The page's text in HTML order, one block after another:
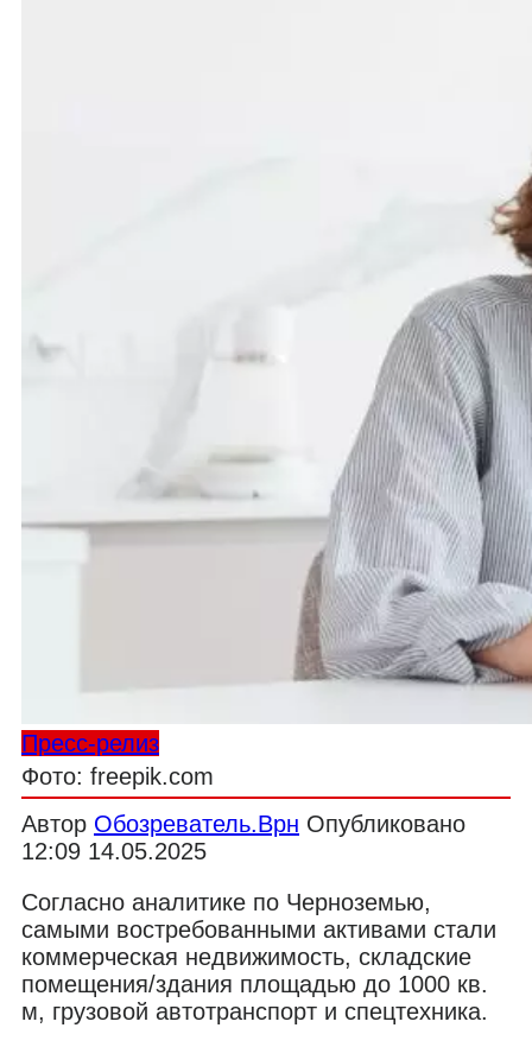
Пресс-релиз
Фото: freepik.com
Автор Обозреватель.Врн Опубликовано
12:09 14.05.2025
Согласно аналитике по Черноземью,
самыми востребованными активами стали
коммерческая недвижимость, складские
помещения/здания площадью до 1000 кв.
м, грузовой автотранспорт и спецтехника.